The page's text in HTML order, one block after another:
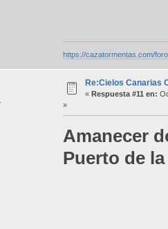
https://cazatormentas.com/
Re:Cielos Canarias
« Respuesta #11 en:
»
Amanecer
Puerto de